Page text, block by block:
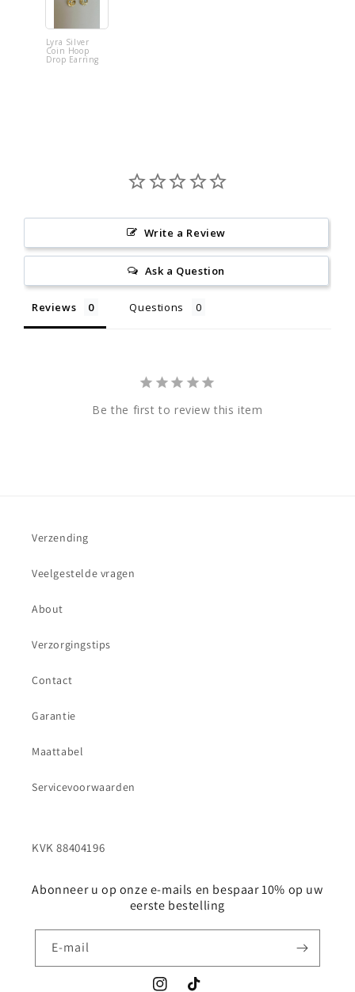
Lyra Silver
Coin Hoop
Drop Earring
Write a Review
Ask a Question
Reviews Questions
Be the first to review this item
Verzending
Veelgestelde vragen
About
Verzorgingstips
Contact
Garantie
Maattabel
Servicevoorwaarden
Abonneer u op onze e-mails en bespaar 10% op uw
eerste bestelling
E‑mail